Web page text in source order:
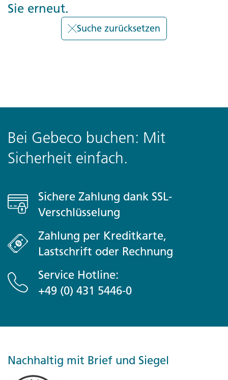
Sie erneut.
Suche zurücksetzen
Bei Gebeco buchen: Mit
Sicherheit einfach.
Sichere Zahlung dank SSL-
Verschlüsselung
Zahlung per Kreditkarte,
Lastschrift oder Rechnung
Service Hotline:
+49 (0) 431 5446-0
Nachhaltig mit Brief und Siegel